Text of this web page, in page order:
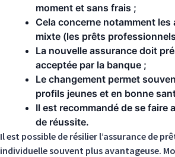
moment et sans frais ;
Cela concerne notamment
mixte (les prêts
La nouvelle assurance doit
acceptée par la banque ;
Le changement permet
profils jeunes et en bonne
Il est recommandé de se faire
de réussite.
Il est possible de résilier l’assurance de
individuelle souvent plus avantageuse.